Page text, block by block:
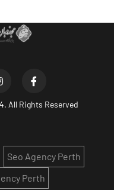
All Rights Reserved
Seo Agency Perth
Perth